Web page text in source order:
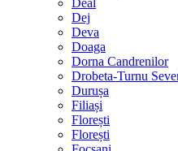
Deal
Dej
Deva
Doaga
Dorna Candrenilor
Drobeta-Turnu
Durușa
Filiași
Florești
Florești